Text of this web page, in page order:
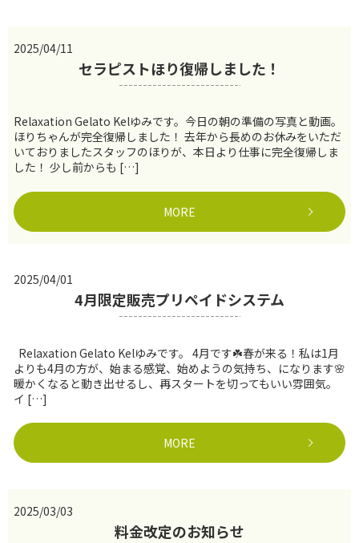
2025/04/11
セラピストほり復帰しました！
Relaxation Gelato Kelゆみです。今日の朝の準備の写真と動画。
ほりちゃんが完全復帰しました！ 去年から長めのお休みをいただ
いておりましたスタッフのほりが、本日より仕事に完全復帰しま
した！ 少し前からも […]
MORE
2025/04/01
4月限定販売プリペイドシステム
Relaxation Gelato Kelゆみです。 4月です☘️春が来る！私は1月
よりも4月の方が、始まる感覚、始めようの気持ち、になります🌸
暖かくなると動き出せるし、再スタートを切ってもいい雰囲気。
イ […]
MORE
2025/03/03
料金改定のお知らせ